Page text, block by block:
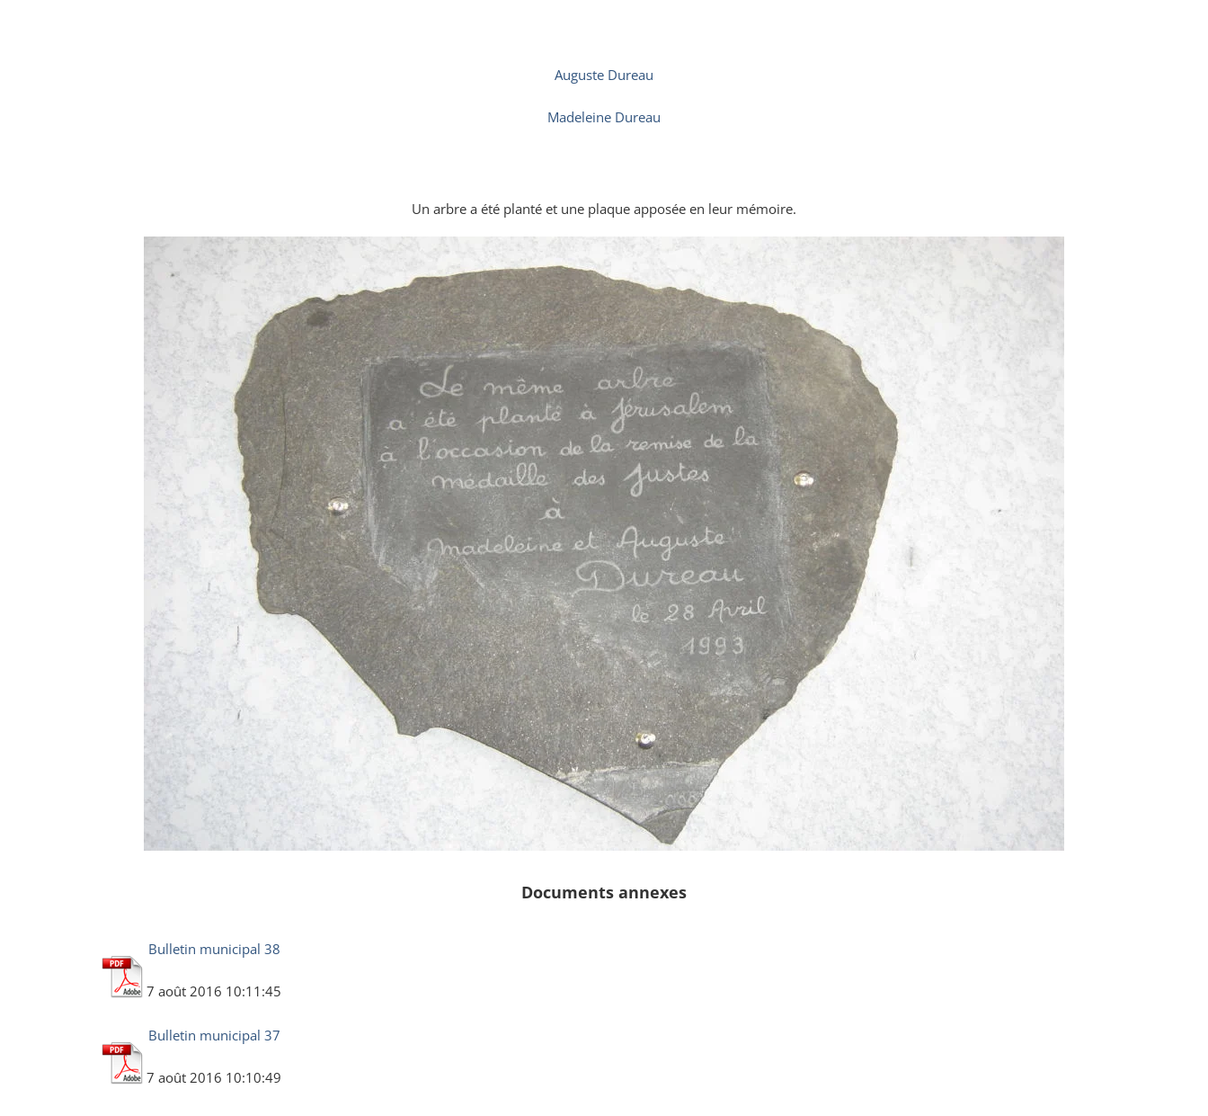
Auguste Dureau
Madeleine Dureau
Un arbre a été planté et une plaque apposée en leur mémoire.
Documents annexes
Bulletin municipal 38
7 août 2016 10:11:45
Bulletin municipal 37
7 août 2016 10:10:49